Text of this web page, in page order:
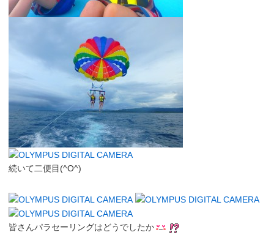
続いて二便目(^O^)
皆さんパラセーリングはどうでしたか